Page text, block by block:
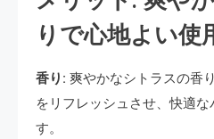
りで心地よい使
香り: 爽やかなシトラスの香
をリフレッシュさせ、快適
す。